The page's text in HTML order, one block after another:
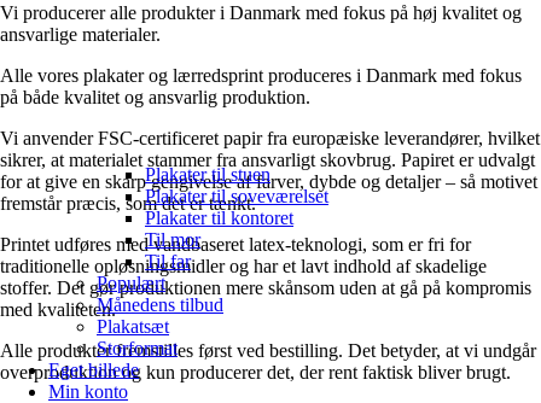
Plakater til stuen
Plakater til soveværelset
Plakater til kontoret
Til mor
Til far
Populært
Månedens tilbud
Plakatsæt
Storformat
Eget billede
Min konto
Vi producerer alle produkter i Danmark med fokus på høj kvalitet og
ansvarlige materialer.
Alle vores plakater og lærredsprint produceres i Danmark med fokus
på både kvalitet og ansvarlig produktion.
Vi anvender FSC-certificeret papir fra europæiske leverandører, hvilket
sikrer, at materialet stammer fra ansvarligt skovbrug. Papiret er udvalgt
for at give en skarp gengivelse af farver, dybde og detaljer – så motivet
fremstår præcis, som det er tænkt.
Printet udføres med vandbaseret latex-teknologi, som er fri for
traditionelle opløsningsmidler og har et lavt indhold af skadelige
stoffer. Det gør produktionen mere skånsom uden at gå på kompromis
med kvaliteten.
Alle produkter fremstilles først ved bestilling. Det betyder, at vi undgår
overproduktion og kun producerer det, der rent faktisk bliver brugt.